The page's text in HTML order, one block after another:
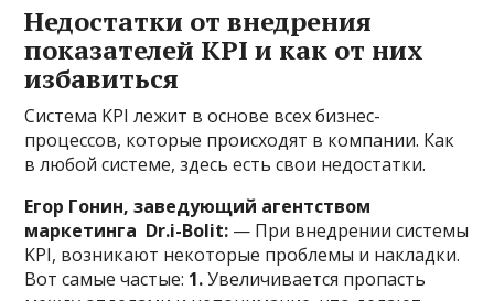
Недостатки от внедрения
показателей KPI и как от них
избавиться
Система KPI лежит в основе всех бизнес-
процессов, которые происходят в компании. Как
в любой системе, здесь есть свои недостатки.
Егор Гонин, заведующий агентством
маркетинга Dr.i-Bolit: — При внедрении системы
KPI, возникают некоторые проблемы и накладки.
Вот самые частые: 1.Увеличивается пропасть